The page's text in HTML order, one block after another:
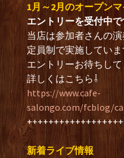
1月～2月のオープンマ
エントリーを受付中で
当店は参加者さんの
定員制で実施していま
エントリーお待ちして
詳しくはこちら⇩
https://www.cafe-
salongo.com/fcblog/
新着ライブ情報